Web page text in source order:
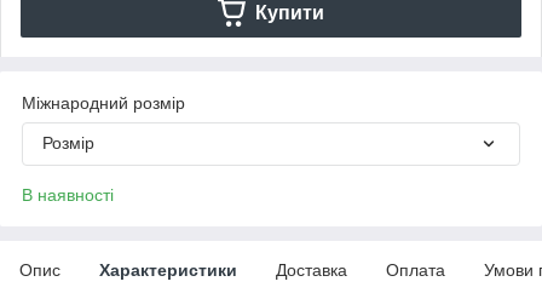
Купити
Міжнародний розмір
Розмір
В наявності
Опис Характеристики Доставка Оплата Умови